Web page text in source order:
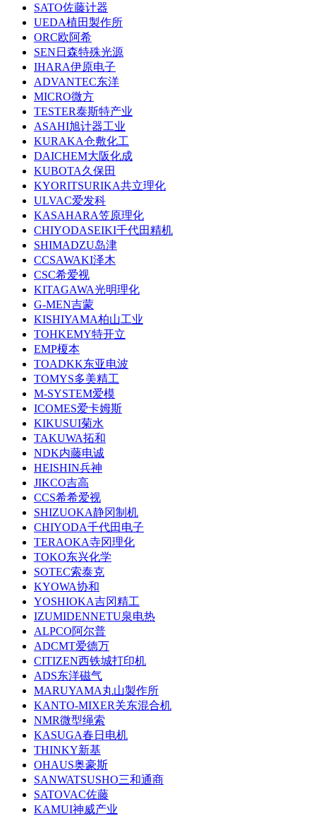
SATO佐藤计器
UEDA植田製作所
ORC欧阿希
SEN日森特殊光源
IHARA伊原电子
ADVANTEC东洋
MICRO微方
TESTER泰斯特产业
ASAHI旭计器工业
KURAKA仓敷化工
DAICHEM大阪化成
KUBOTA久保田
KYORITSURIKA共立理化
ULVAC爱发科
KASAHARA笠原理化
CHIYODASEIKI千代田精机
SHIMADZU岛津
CCSAWAKI泽木
CSC希爱视
KITAGAWA光明理化
G-MEN吉蒙
KISHIYAMA柏山工业
TOHKEMY特开立
EMP榎本
TOADKK东亚电波
TOMYS多美精工
M-SYSTEM爱模
ICOMES爱卡姆斯
KIKUSUI菊水
TAKUWA拓和
NDK内藤电诚
HEISHIN兵神
JIKCO吉高
CCS希希爱视
SHIZUOKA静冈制机
CHIYODA千代田电子
TERAOKA寺冈理化
TOKO东兴化学
SOTEC索泰克
KYOWA协和
YOSHIOKA吉冈精工
IZUMIDENNETU泉电热
ALPCO阿尔普
ADCMT爱德万
CITIZEN西铁城打印机
ADS东洋磁气
MARUYAMA丸山製作所
KANTO-MIXER关东混合机
NMR微型绳索
KASUGA春日电机
THINKY新基
OHAUS奥豪斯
SANWATSUSHO三和通商
SATOVAC佐藤
KAMUI神威产业